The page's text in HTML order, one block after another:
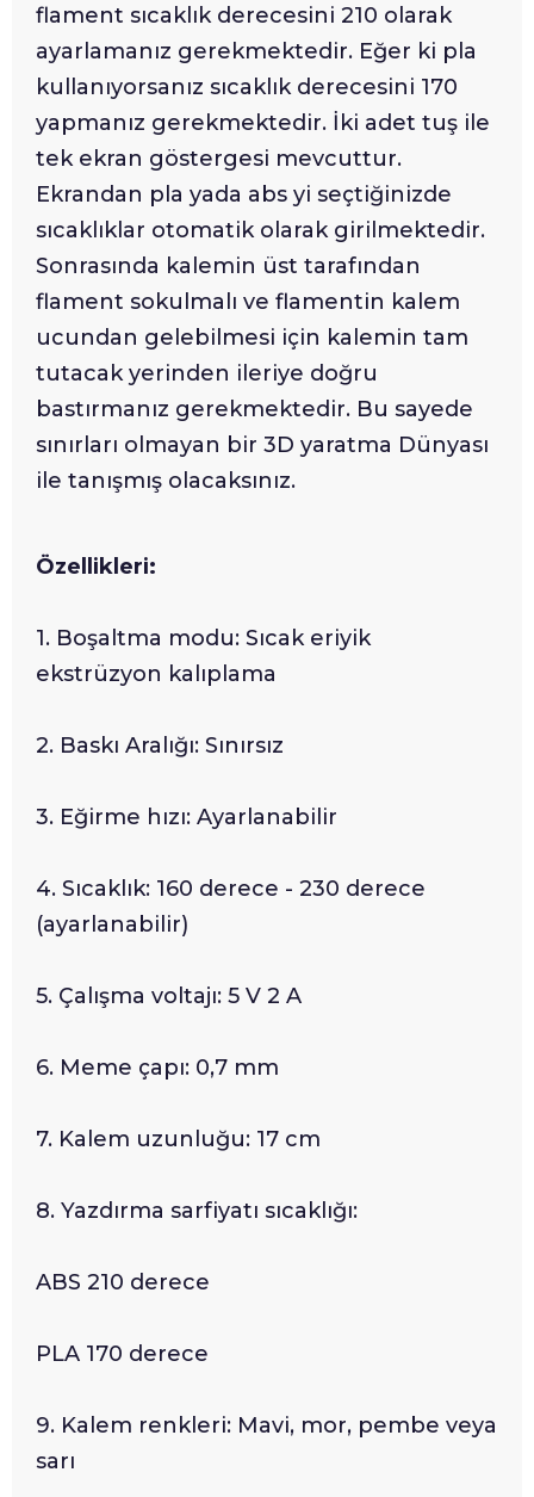
flament sıcaklık derecesini 210 olarak
ayarlamanız gerekmektedir. Eğer ki pla
kullanıyorsanız sıcaklık derecesini 170
yapmanız gerekmektedir. İki adet tuş ile
tek ekran göstergesi mevcuttur.
Ekrandan pla yada abs yi seçtiğinizde
sıcaklıklar otomatik olarak girilmektedir.
Sonrasında kalemin üst tarafından
flament sokulmalı ve flamentin kalem
ucundan gelebilmesi için kalemin tam
tutacak yerinden ileriye doğru
bastırmanız gerekmektedir. Bu sayede
sınırları olmayan bir 3D yaratma Dünyası
ile tanışmış olacaksınız.
Özellikleri:
1. Boşaltma modu: Sıcak eriyik
ekstrüzyon kalıplama
2. Baskı Aralığı: Sınırsız
3. Eğirme hızı: Ayarlanabilir
4. Sıcaklık: 160 derece - 230 derece
(ayarlanabilir)
5. Çalışma voltajı: 5 V 2 A
6. Meme çapı: 0,7 mm
7. Kalem uzunluğu: 17 cm
8. Yazdırma sarfiyatı sıcaklığı:
ABS 210 derece
PLA 170 derece
9. Kalem renkleri: Mavi, mor, pembe veya
sarı